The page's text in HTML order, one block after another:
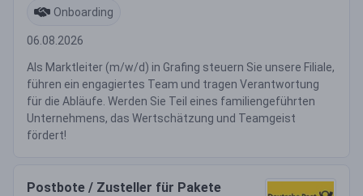
Onboarding
06.08.2026
Als Marktleiter (m/w/d) in Grafing steuern Sie unsere Filiale,
führen ein engagiertes Team und tragen Verantwortung
für die Abläufe. Werden Sie Teil eines familiengeführten
Unternehmens, das Wertschätzung und Teamgeist
fördert!
Postbote / Zusteller für Pakete